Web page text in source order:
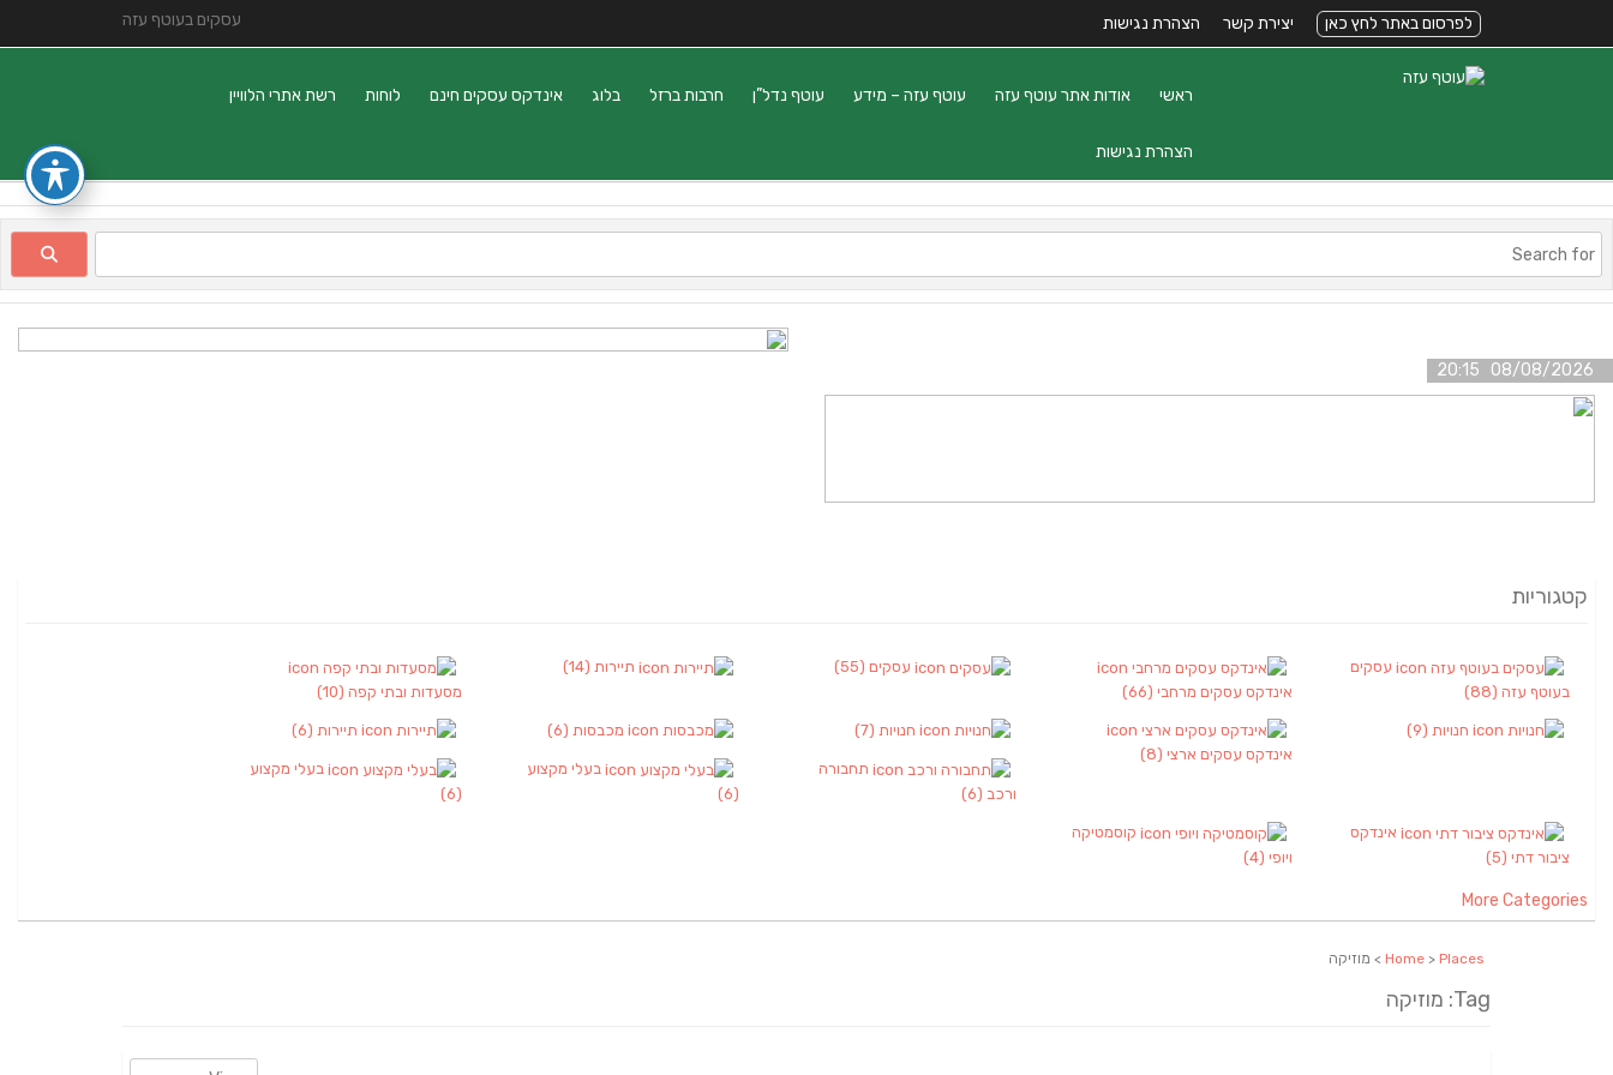
עסקים בעוטף עזה לפרסום באתר לחץ כאן יצירת קשר הצהרת נגישות
ראשי אודות אתר עוטף עזה עוטף עזה – מידע עוטף נדל”ן חרבות ברזל בלוג אינדקס עסקים חינם לוחות רשת אתרי הלוויין
הצהרת נגישות
08/08/2026 20:15
קטגוריות
עסקים
בעוטף עזה (88) אינדקס עסקים מרחבי (66)
עסקים (55) תיירות (14)
מסעדות ובתי קפה (10)
חנויות (9)
אינדקס עסקים ארצי (8)
חנויות (7) מכבסות (6) תיירות (6)
תחבורה
ורכב (6)
בעלי מקצוע
(6)
בעלי מקצוע
(6)
אינדקס
ציבור דתי (5)
קוסמטיקה
ויופי (4)
More Categories
Home > Places > מוזיקה
Tag: מוזיקה